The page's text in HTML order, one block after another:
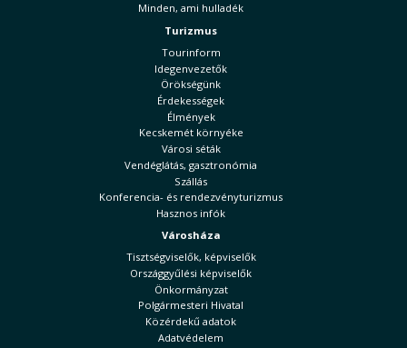
Minden, ami hulladék
Turizmus
Tourinform
Idegenvezetők
Örökségünk
Érdekességek
Élmények
Kecskemét környéke
Városi séták
Vendéglátás, gasztronómia
Szállás
Konferencia- és rendezvényturizmus
Hasznos infók
Városháza
Tisztségviselők, képviselők
Országgyűlési képviselők
Önkormányzat
Polgármesteri Hivatal
Közérdekű adatok
Adatvédelem